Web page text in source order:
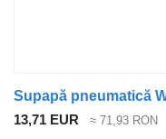
13,71 EUR ≈ 71,93 RON